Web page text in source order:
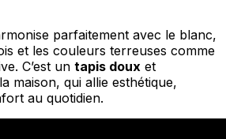
parfaitement avec le blanc,
et les couleurs terreuses comme
C’est un tapis doux et
maison, qui allie esthétique,
au quotidien.